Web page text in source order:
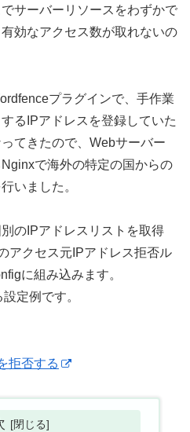
サーバーリソースをわずかで
効なアクセス数が取れないの
プラグインで、手作業
るIPアドレスを登録していた
てきたので、Webサーバー
で海外の特定の国からの
いました。
のIPアドレスリストを取得
アクセス元IPアドレス拒否ル
に組み込みます。
定例です。
拒否する